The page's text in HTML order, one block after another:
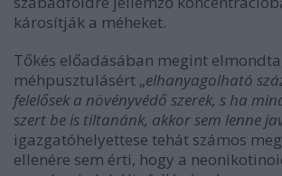
károsítják a méheket.
Tőkés előadásában megint
méhpusztulásért „elhanyagolható
felelősek a növényvédő szerek, s ha
szert be is tiltanánk, akkor sem lenne
igazgatóhelyettese tehát számos
ellenére sem érti, hogy a